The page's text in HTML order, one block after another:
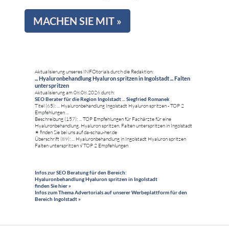
MACHEN SIE MIT »
Aktualisierung unseres INFOtorials durch die Redaktion:
... Hyaluronbehandlung Hyaluron spritzen in Ingolstadt ... Falten
unterspritzen
Aktualisierung am 08.08.2026 durch:
SEO Berater für die Region Ingolstadt ... Siegfried Romanek
Titel (65): ... Hyaluronbehandlung Ingolstadt Hyaluron spritzen - TOP 2
Empfehlungen ...
Beschreibung (157): ... TOP Empfehlungen für Fachärzte für eine
Hyaluronbehandlung, Hyaluron spritzen, Falten unterspritzen in Ingolstadt
✶ finden Sie bei uns auf da-schau-her.de
Überschrift (89): ... Hyaluronbehandlung in Ingolstadt Hyaluron spritzen
Falten unterspritzen √ TOP 2 Empfehlungen
Infos zur SEO Beratung für den Bereich:
Hyaluronbehandlung Hyaluron spritzen in Ingolstadt
finden Sie hier »
Infos zum Thema Advertorials auf unserer Werbeplattform für den
Bereich Ingolstadt »